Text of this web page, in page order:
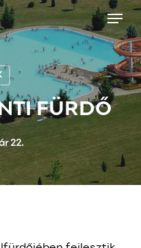
Menu
FÜRDŐ
22.
Close
Menu